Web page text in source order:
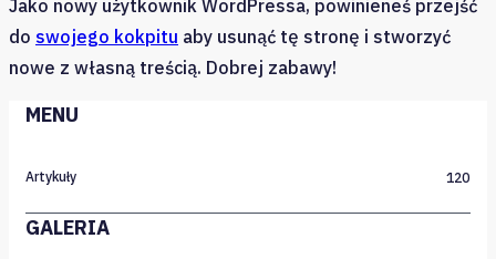
Jako nowy użytkownik WordPressa, powinieneś przejść
do swojego kokpitu aby usunąć tę stronę i stworzyć
nowe z własną treścią. Dobrej zabawy!
MENU
Artykuły 120
GALERIA